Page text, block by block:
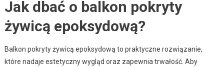
Jak dbać o balkon pokryty
żywicą epoksydową?
Balkon pokryty żywicą epoksydową to praktyczne rozwiązanie,
które nadaje estetyczny wygląd oraz zapewnia trwałość. Aby